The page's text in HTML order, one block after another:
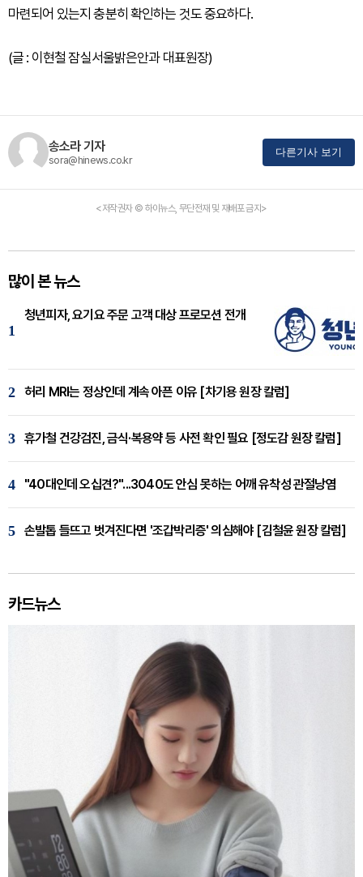
마련되어 있는지 충분히 확인하는 것도 중요하다.
(글 : 이현철 잠실서울밝은안과 대표원장)
송소라 기자
sora@hinews.co.kr
다른기사 보기
<저작권자 © 하이뉴스, 무단전재 및 재배포 금지>
많이 본 뉴스
1
청년피자, 요기요 주문 고객 대상 프로모션 전개
2 허리 MRI는 정상인데 계속 아픈 이유 [차기용 원장 칼럼]
3 휴가철 건강검진, 금식·복용약 등 사전 확인 필요 [정도감 원장 칼럼]
4 "40대인데 오십견?"...3040도 안심 못하는 어깨 유착성 관절낭염
5 손발톱 들뜨고 벗겨진다면 '조갑박리증' 의심해야 [김철윤 원장 칼럼]
카드뉴스